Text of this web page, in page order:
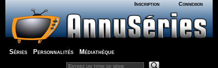
Inscription Connexion
Séries Personnalités Médiathèque